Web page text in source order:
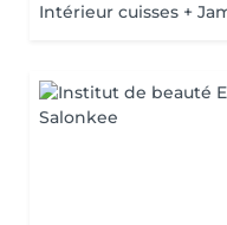
Intérieur cuisses +